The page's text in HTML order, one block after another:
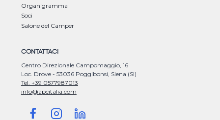
Organigramma
Soci
Salone del Camper
CONTATTACI
Centro Direzionale Campomaggio, 16
Loc. Drove - 53036 Poggibonsi, Siena (SI)
Tel. +39 0577987013
info@apcitalia.com